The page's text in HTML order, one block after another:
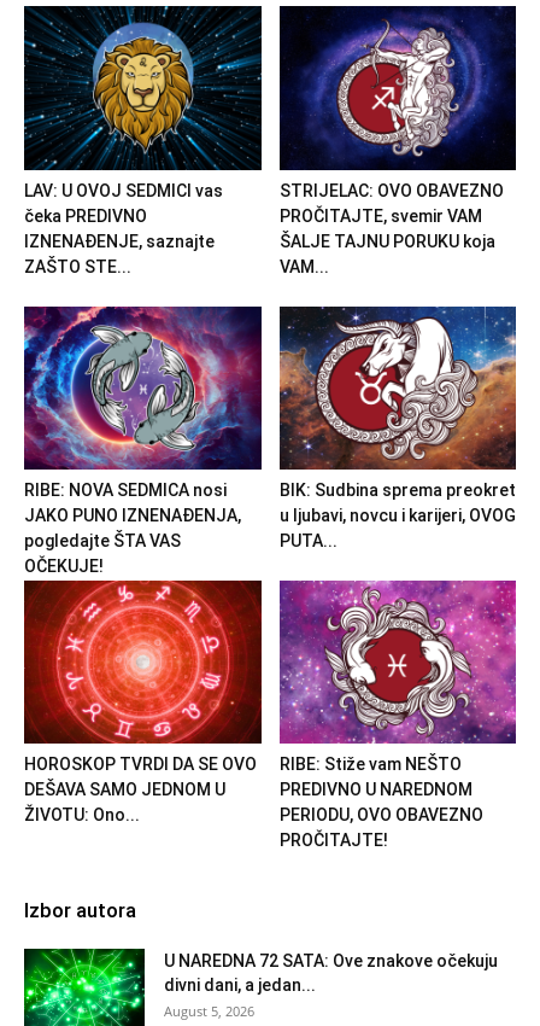
LAV: U OVOJ SEDMICI vas
čeka PREDIVNO
IZNENAĐENJE, saznajte
ZAŠTO STE...
STRIJELAC: OVO OBAVEZNO
PROČITAJTE, svemir VAM
ŠALJE TAJNU PORUKU koja
VAM...
RIBE: NOVA SEDMICA nosi
JAKO PUNO IZNENAĐENJA,
pogledajte ŠTA VAS
OČEKUJE!
BIK: Sudbina sprema preokret
u ljubavi, novcu i karijeri, OVOG
PUTA...
HOROSKOP TVRDI DA SE OVO
DEŠAVA SAMO JEDNOM U
ŽIVOTU: Ono...
RIBE: Stiže vam NEŠTO
PREDIVNO U NAREDNOM
PERIODU, OVO OBAVEZNO
PROČITAJTE!
Izbor autora
U NAREDNA 72 SATA: Ove znakove očekuju
divni dani, a jedan...
August 5, 2026